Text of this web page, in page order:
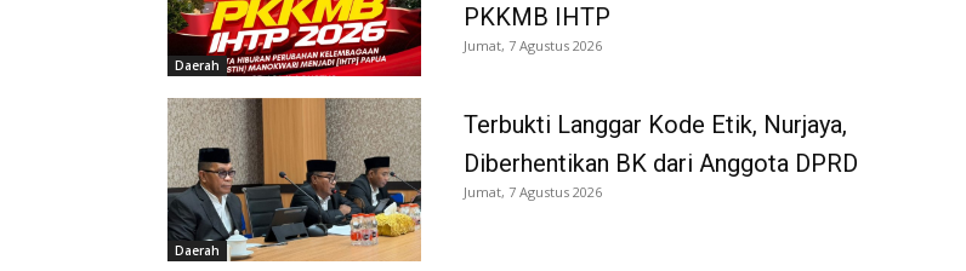
Daerah
PKKMB IHTP
Jumat, 7 Agustus 2026
Daerah
Terbukti Langgar Kode Etik, Nurjaya,
Diberhentikan BK dari Anggota DPRD
Jumat, 7 Agustus 2026